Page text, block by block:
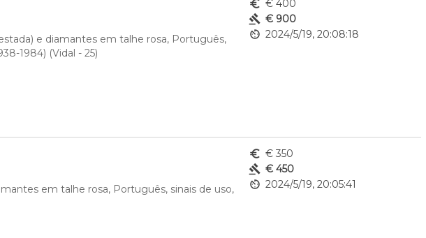
e diamantes em talhe rosa, Português,
1984) (Vidal - 25)
euro_symbol € 400
gavel € 900
av_timer 2024/5/19, 20:08:18
em talhe rosa, Português, sinais de uso,
euro_symbol € 350
gavel € 450
av_timer 2024/5/19, 20:05:41